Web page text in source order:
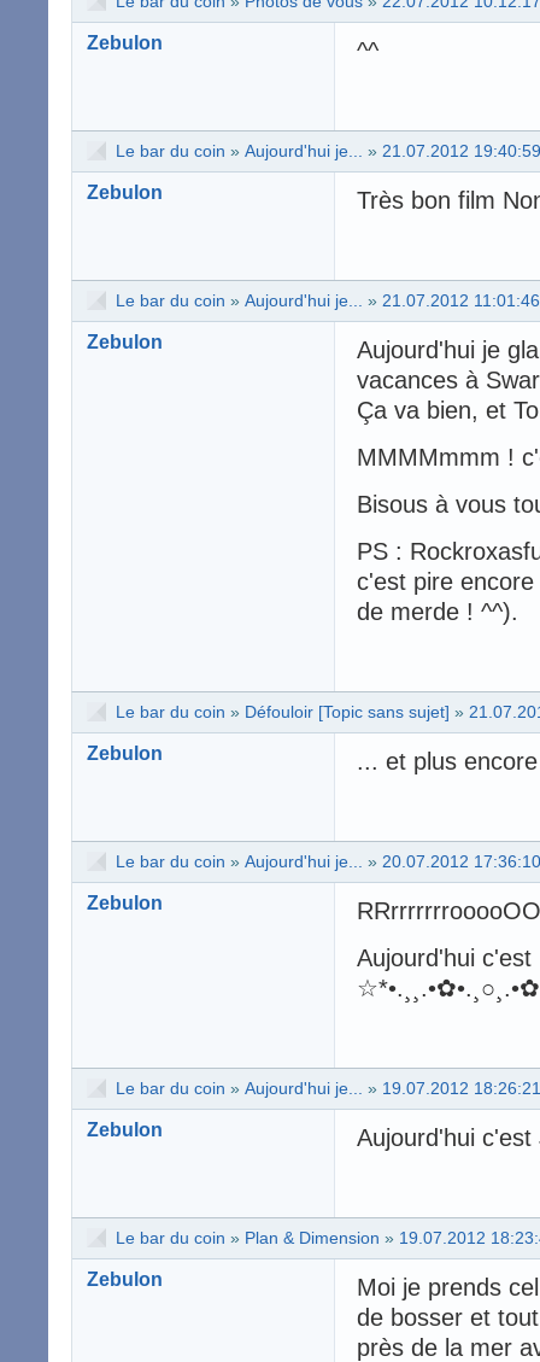
Zebulon ^^
Le bar du coin » Aujourd'hui je... » 21.07.2012 19:40:59
Zebulon Très bon film
Le bar du coin » Aujourd'hui je... » 21.07.2012 11:01:46
Zebulon
Aujourd'hui je
vacances à
Ça va bien, et
MMMMmmm !
Bisous à vous
PS :
c'est pire
de merde ! ^^).
Le bar du coin » Défouloir [Topic sans sujet] »
Zebulon ... et plus
Le bar du coin » Aujourd'hui je... » 20.07.2012 17:36:10
Zebulon
Aujourd'hui
Le bar du coin » Aujourd'hui je... » 19.07.2012 18:26:21
Zebulon Aujourd'hui c'est
Le bar du coin » Plan & Dimension » 19.07.2012
Zebulon
Moi je prends
de bosser et
près de la mer